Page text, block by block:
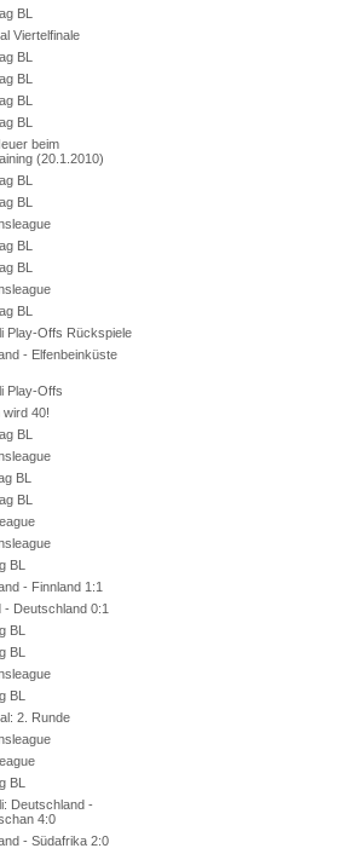
BL
Viertelfinale
BL
BL
BL
BL
beim
(20.1.2010)
BL
BL
BL
BL
BL
Play-Offs Rückspiele
- Elfenbeinküste
Play-Offs
wird 40!
BL
BL
BL
BL
- Finnland 1:1
- Deutschland 0:1
BL
BL
BL
2. Runde
BL
Deutschland -
4:0
- Südafrika 2:0